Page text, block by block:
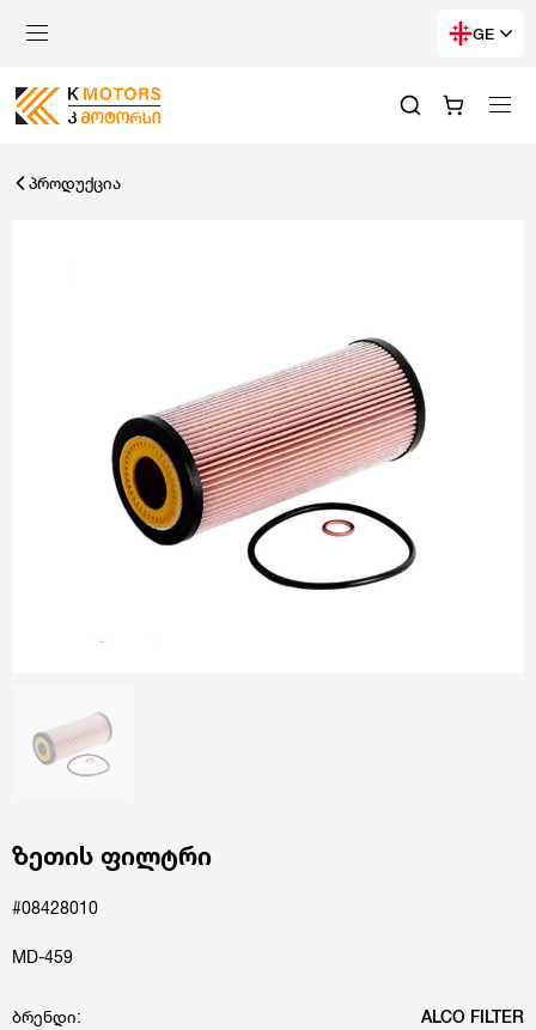
GE
პროდუქცია
ზეთის ფილტრი
#08428010
MD-459
ბრენდი: ALCO FILTER